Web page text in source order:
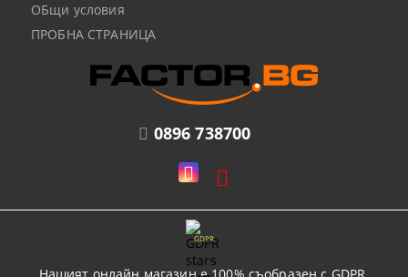
0896 738700
ОБщи условия
ПРОБНА СТРАНИЦА
GDPR